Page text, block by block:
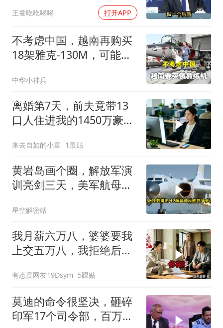
王飬吃吃喝喝 打开APP
不考虑中国，越南再购买
18架雅克-130M，可能惹
中华小神兵
离婚第7天，前夫竟带13
口人住进我的1450万豪
来去自如的小章 1跟贴
黄岩岛画个圈，解放军演
训亮剑三天，美军航母从
星空解密站
我月薪六万八，婆婆要我
上交五万八，我拒绝后她
离婚
有态度网友19Dsym 5跟贴
莫迪的命令很坚决，砸碎
印军17个司令部，百万印